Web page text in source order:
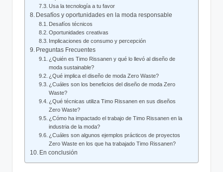
Usa la tecnología a tu favor
Desafíos y oportunidades en la moda responsable
Desafíos técnicos
Oportunidades creativas
Implicaciones de consumo y percepción
Preguntas Frecuentes
¿Quién es Timo Rissanen y qué lo llevó al diseño de
moda sustainable?
¿Qué implica el diseño de moda Zero Waste?
¿Cuáles son los beneficios del diseño de moda Zero
Waste?
¿Qué técnicas utiliza Timo Rissanen en sus diseños
Zero Waste?
¿Cómo ha impactado el trabajo de Timo Rissanen en la
industria de la moda?
¿Cuáles son algunos ejemplos prácticos de proyectos
Zero Waste en los que ha trabajado Timo Rissanen?
En conclusión